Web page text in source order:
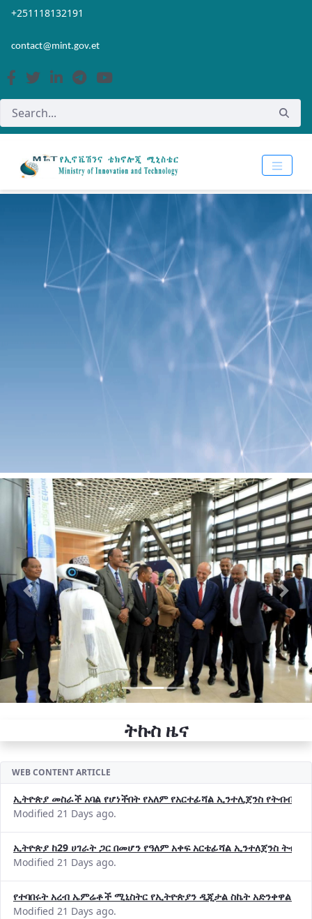
Skip to Main Content
Open Accessibility Menu
+251118132191
contact@mint.gov.et
Previous Next
ትኩስ ዜና
WEB CONTENT ARTICLE
ኢትዮጵያ መስራች አባል የሆነችበት የአለም የአርተፊሻል ኢንተሊጀንስ የትብብር
Modified 21 Days ago.
ኢትዮጵያ ከ29 ሀገራት ጋር በመሆን የዓለም አቀፍ አርቴፊሻል ኢንተለጀንስ
Modified 21 Days ago.
የተባበሩት አረብ ኤምሬቶች ሚኒስትር የኢትዮጵያን ዲጂታል ስኬት አድንቀዋል
Modified 21 Days ago.